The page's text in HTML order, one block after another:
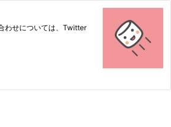
わせについては、Twitter